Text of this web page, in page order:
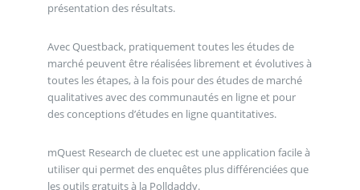
présentation des résultats.
Avec Questback, pratiquement toutes les études de
marché peuvent être réalisées librement et évolutives à
toutes les étapes, à la fois pour des études de marché
qualitatives avec des communautés en ligne et pour
des conceptions d’études en ligne quantitatives.
mQuest Research de cluetec est une application facile à
utiliser qui permet des enquêtes plus différenciées que
les outils gratuits à la Polldaddy.